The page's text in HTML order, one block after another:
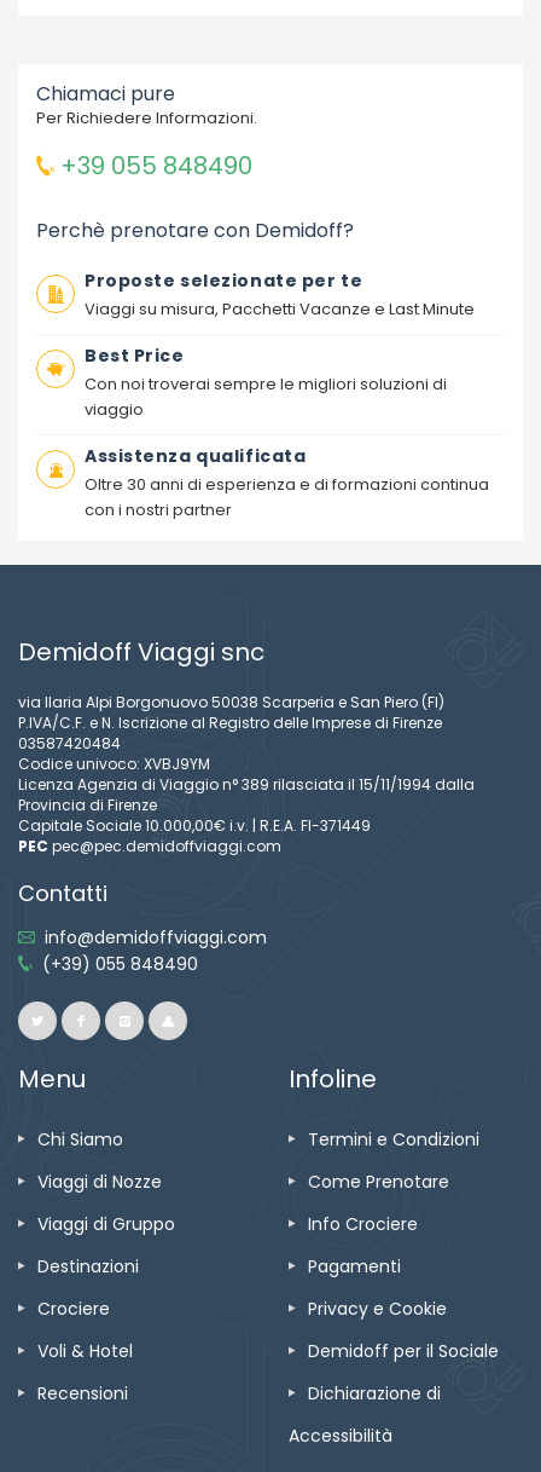
Chiamaci pure
Per Richiedere Informazioni.
+39 055 848490
Perchè prenotare con Demidoff?
Proposte selezionate per te
Viaggi su misura, Pacchetti Vacanze e Last Minute
Best Price
Con noi troverai sempre le migliori soluzioni di
viaggio
Assistenza qualificata
Oltre 30 anni di esperienza e di formazioni continua
con i nostri partner
Demidoff Viaggi snc
via Ilaria Alpi Borgonuovo 50038 Scarperia e San Piero (FI)
P.IVA/C.F. e N. Iscrizione al Registro delle Imprese di Firenze
03587420484
Codice univoco: XVBJ9YM
Licenza Agenzia di Viaggio n° 389 rilasciata il 15/11/1994 dalla
Provincia di Firenze
Capitale Sociale 10.000,00€ i.v. | R.E.A. FI-371449
PEC pec@pec.demidoffviaggi.com
Contatti
info@demidoffviaggi.com
(+39) 055 848490
Menu
Chi Siamo
Viaggi di Nozze
Viaggi di Gruppo
Destinazioni
Crociere
Voli & Hotel
Recensioni
Infoline
Termini e Condizioni
Come Prenotare
Info Crociere
Pagamenti
Privacy e Cookie
Demidoff per il Sociale
Dichiarazione di
Accessibilità